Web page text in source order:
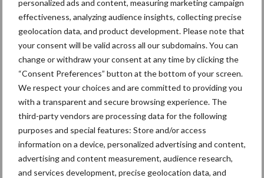
personalized ads and content, measuring marketing campaign
effectiveness, analyzing audience insights, collecting precise
geolocation data, and product development. Please note that
your consent will be valid across all our subdomains. You can
change or withdraw your consent at any time by clicking the
“Consent Preferences” button at the bottom of your screen.
We respect your choices and are committed to providing you
with a transparent and secure browsing experience. The
third-party vendors are processing data for the following
purposes and special features: Store and/or access
information on a device, personalized advertising and content,
advertising and content measurement, audience research,
and services development, precise geolocation data, and
“Vraag naar praktische
hygieneoplossingen is in
Polen groter dan ooit”
Themapagina's
Diergezondheid Bemesting Fokkerij